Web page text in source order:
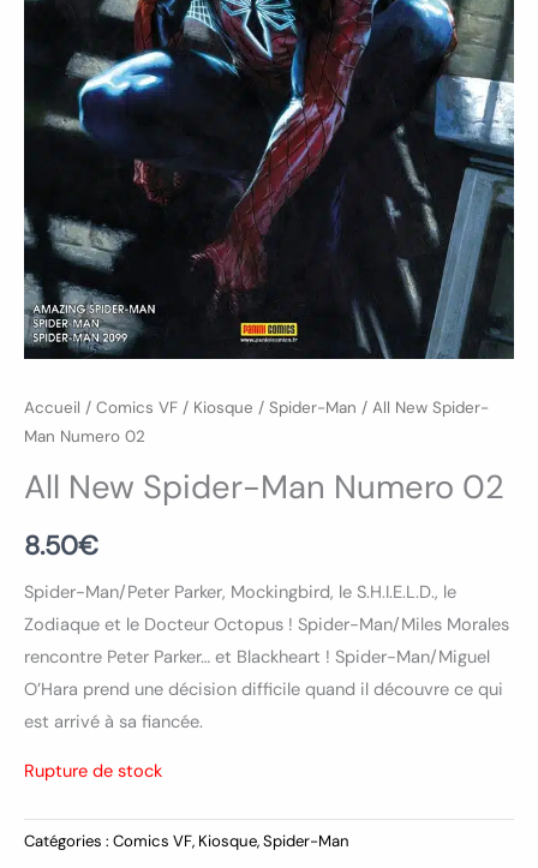
Accueil / Comics VF / Kiosque / Spider-Man / All New Spider-
Man Numero 02
All New Spider-Man Numero 02
8.50€
Spider-Man/Peter Parker, Mockingbird, le S.H.I.E.L.D., le
Zodiaque et le Docteur Octopus ! Spider-Man/Miles Morales
rencontre Peter Parker… et Blackheart ! Spider-Man/Miguel
O’Hara prend une décision difficile quand il découvre ce qui
est arrivé à sa fiancée.
Rupture de stock
Catégories : Comics VF, Kiosque,Spider-Man